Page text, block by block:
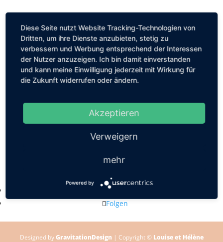
Kastanienallee 56, 10119 Berlin
mail@louiseethelene.de
Folgen
Folgen
Designed byGravitationDesign | Copyright © Louise et Hélène
Diese Seite nutzt Website Tracking-Technologien von
Dritten, um ihre Dienste anzubieten, stetig zu
verbessern und Werbung entsprechend der Interessen
der Nutzer anzuzeigen. Ich bin damit einverstanden
und kann meine Einwilligung jederzeit mit Wirkung für
die Zukunft widerrufen oder ändern.
Akzeptieren
Verweigern
mehr
Powered by